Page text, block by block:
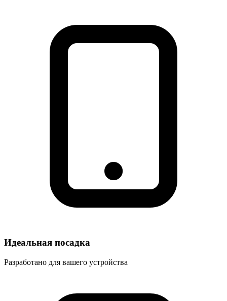
Идеальная посадка
Разработано для вашего устройства